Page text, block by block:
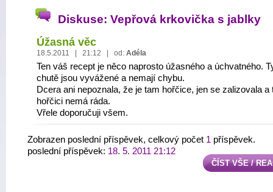
Diskuse: Vepřová krkovička s jablky
Úžasná věc
18.5.2011 | 21:12 | od: Adéla
Ten váš recept je něco naprosto úžasného a úchvatného.
chutě jsou vyvážené a nemají chybu.
Dcera ani nepoznala, že je tam hořčice, jen se zalizovala a
hořčici nemá ráda.
Vřele doporučuji všem.
Zobrazen poslední příspěvek, celkový počet 1 příspěvek.
poslední příspěvek: 18. 5. 2011 21:12
ČÍST VŠE /